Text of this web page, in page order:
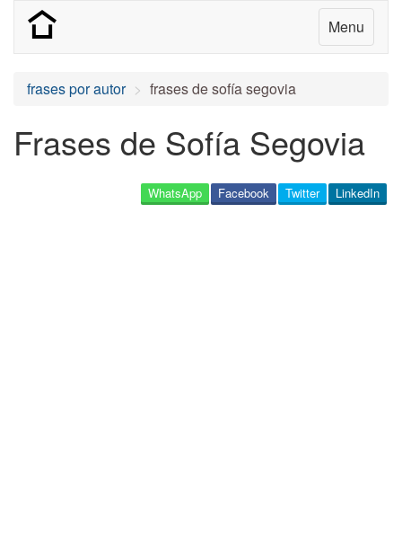
Menu
frases por autor frases de sofía segovia
Frases de Sofía Segovia
LinkedIn
Twitter
Facebook
WhatsApp